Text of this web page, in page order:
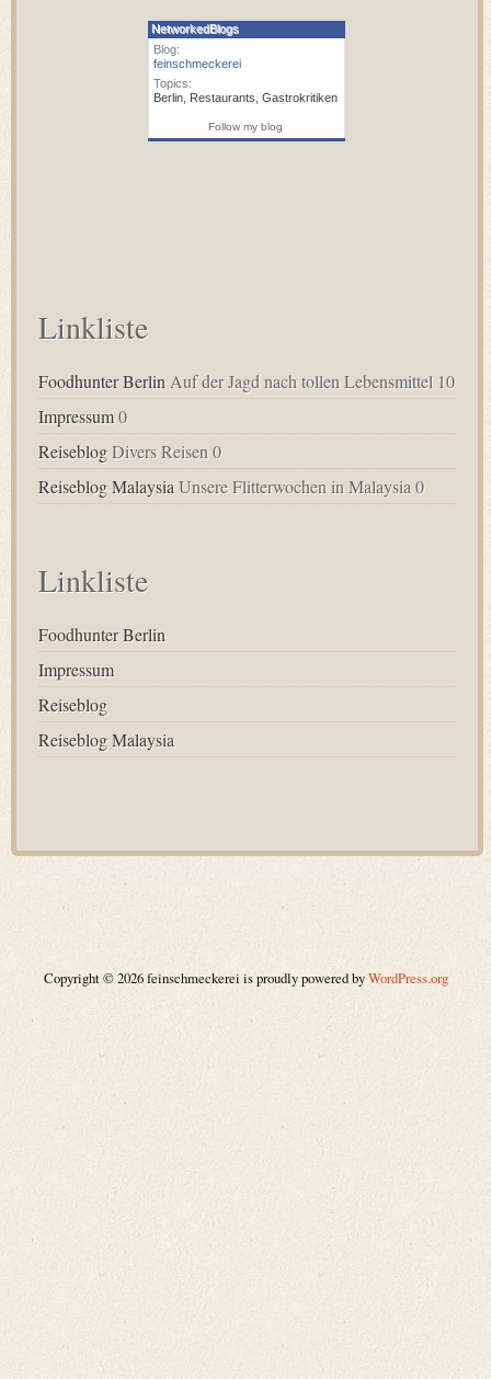
NetworkedBlogs
Blog:
feinschmeckerei
Topics:
Berlin Restaurants ,Gastrokritiken
Follow my blog
Linkliste
Foodhunter Berlin Auf der Jagd nach tollen Lebensmittel 10
Impressum0
ReiseblogDivers Reisen 0
Reiseblog MalaysiaUnsere Flitterwochen in Malaysia 0
Linkliste
Foodhunter Berlin
Impressum
Reiseblog
Reiseblog Malaysia
Copyright © 2026 feinschmeckerei is proudly powered byWordPress.org